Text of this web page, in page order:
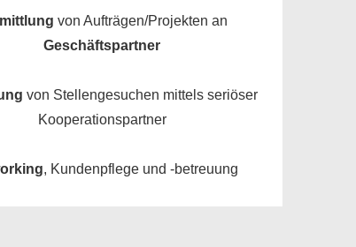
von Aufträgen/Projekten an
Geschäftspartner
von Stellengesuchen mittels seriöser
Kooperationspartner
, Kundenpflege und -betreuung